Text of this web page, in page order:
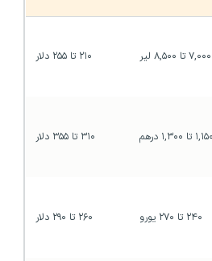
۷,۰۰۰ تا ۸,۵۰۰ لیر ۲۱۰ تا ۲۵۵ دلار
۱,۱۵۰ تا ۱,۳۰۰ درهم ۳۱۰ تا ۳۵۵ دلار
۲۴۰ تا ۲۷۰ یورو ۲۶۰ تا ۲۹۰ دلار